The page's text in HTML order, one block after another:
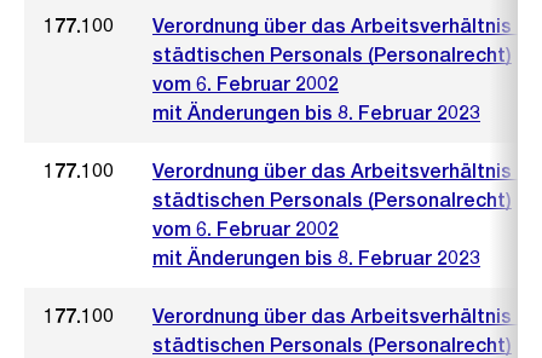
177.100
Verordnung über das Arbeitsverhältnis
städtischen Personals (Personalrecht)
vom 6. Februar 2002
mit Änderungen bis 8. Februar 2023
177.100
Verordnung über das Arbeitsverhältnis
städtischen Personals (Personalrecht)
vom 6. Februar 2002
mit Änderungen bis 8. Februar 2023
177.100
Verordnung über das Arbeitsverhältnis
städtischen Personals (Personalrecht)